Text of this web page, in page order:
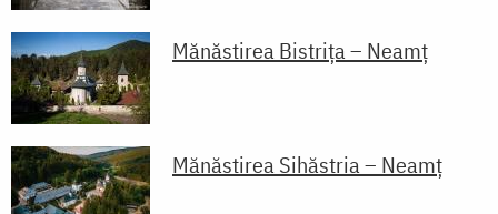
Mănăstirea Bistriţa – Neamţ
Mănăstirea Sihăstria – Neamț